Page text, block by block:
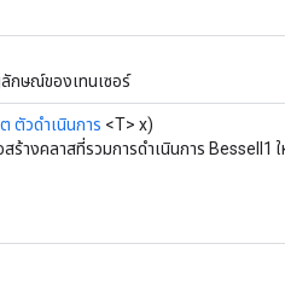
กษณ์ของเทนเซอร์
ตัวดำเนินการ <T> x)
ร้างคลาสที่รวมการดำเนินการ BesselI1